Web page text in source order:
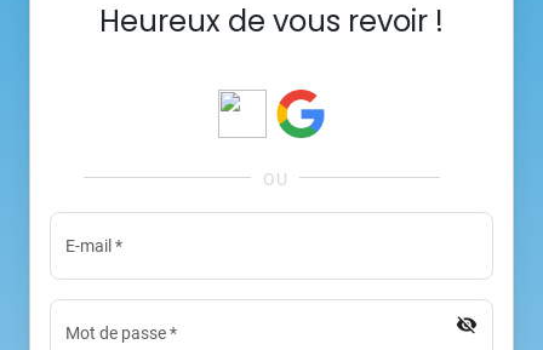
Heureux de vous revoir !
E-mail *
Mot de passe* visibility_off